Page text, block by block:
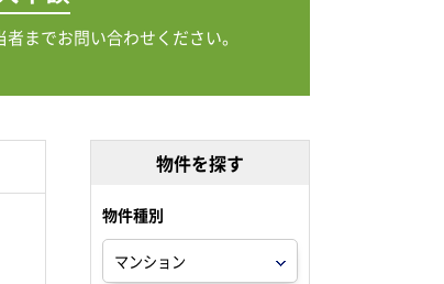
までお問い合わせください。
物件を探す
物件種別